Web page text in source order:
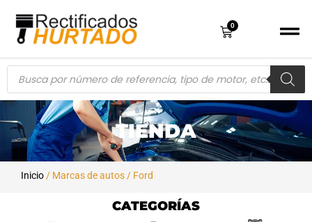
0
TIENDA
Inicio / Marcas de autos / Ford
CATEGORÍAS